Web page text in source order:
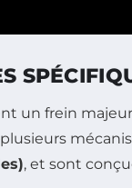
un frein
, et sont